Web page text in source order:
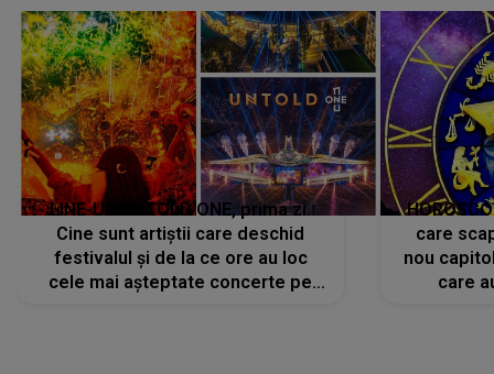
LINE-UP UNTOLD ONE, prima zi.
Cine sunt artiștii care deschid
festivalul și de la ce ore au loc
cele mai așteptate concerte pe
care
nou
care